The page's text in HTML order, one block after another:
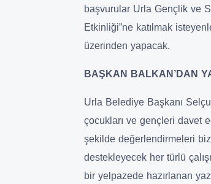
başvurular Urla Gençlik ve
Etkinliği”ne katılmak
üzerinden yapacak.
BAŞKAN BALKAN’DAN
Urla Belediye Başkanı
çocukları ve gençleri davet
şekilde değerlendirmeleri
destekleyecek her türlü
bir yelpazede hazırlanan